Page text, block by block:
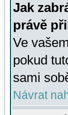
Jak
právě
Ve
pokud
sami
Návrat